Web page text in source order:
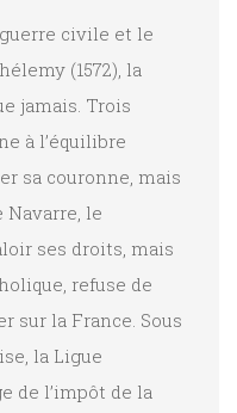
civile et le
(1572), la
jamais. Trois
à l’équilibre
sa couronne, mais
Navarre, le
ses droits, mais
refuse de
sur la France. Sous
la Ligue
de l’impôt de la